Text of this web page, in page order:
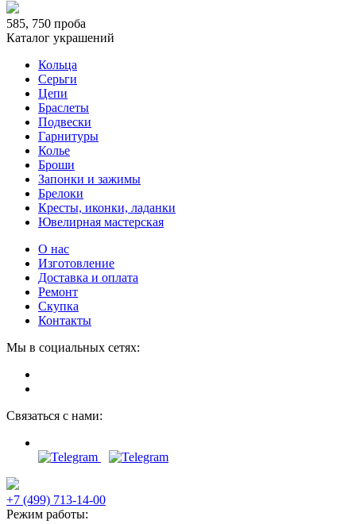
585, 750 проба
Каталог украшений
Кольца
Серьги
Цепи
Браслеты
Подвески
Гарнитуры
Колье
Броши
Запонки и зажимы
Брелоки
Кресты, иконки, ладанки
Ювелирная мастерская
О нас
Изготовление
Доставка и оплата
Ремонт
Скупка
Контакты
Мы в социальных сетях:
Связаться с нами:
+7 (499) 713-14-00
Режим работы: